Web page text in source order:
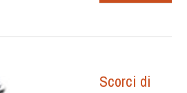
Scorci di